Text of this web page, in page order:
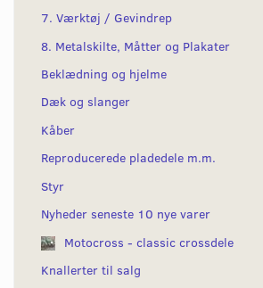
7. Værktøj / Gevindrep
8. Metalskilte, Måtter og Plakater
Beklædning og hjelme
Dæk og slanger
Kåber
Reproducerede pladedele m.m.
Styr
Nyheder seneste 10 nye varer
Motocross - classic crossdele
Knallerter til salg